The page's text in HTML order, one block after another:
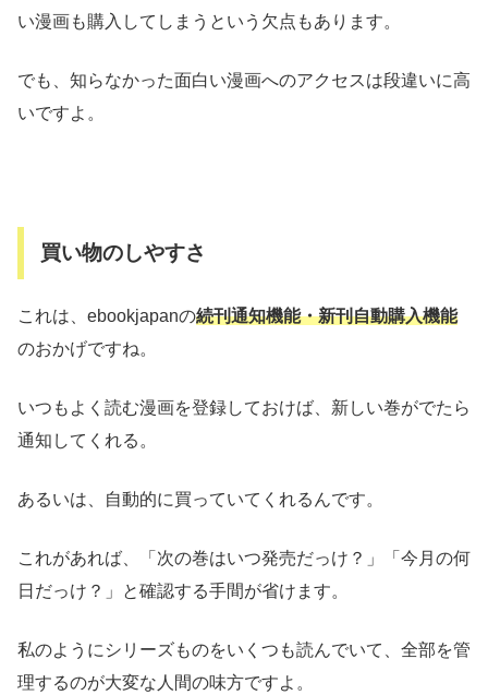
い漫画も購入してしまうという欠点もあります。
でも、知らなかった面白い漫画へのアクセスは段違いに高
いですよ。
買い物のしやすさ
これは、ebookjapanの続刊通知機能・新刊自動購入機能
のおかげですね。
いつもよく読む漫画を登録しておけば、新しい巻がでたら
通知してくれる。
あるいは、自動的に買っていてくれるんです。
これがあれば、「次の巻はいつ発売だっけ？」「今月の何
日だっけ？」と確認する手間が省けます。
私のようにシリーズものをいくつも読んでいて、全部を管
理するのが大変な人間の味方ですよ。